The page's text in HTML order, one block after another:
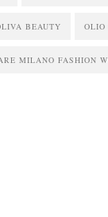
BEAUTY OLIO
MILANO FASHION